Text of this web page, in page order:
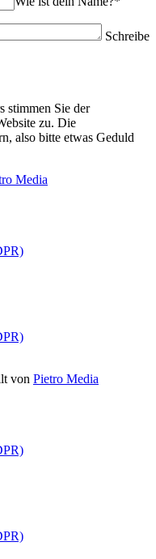
Schreibe
stimmen Sie der
zu. Die
also bitte etwas Geduld
Media
von Pietro Media